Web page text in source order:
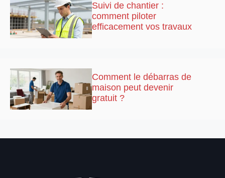
Suivi de chantier :
comment piloter
efficacement vos travaux
Comment le débarras de
maison peut devenir
gratuit ?